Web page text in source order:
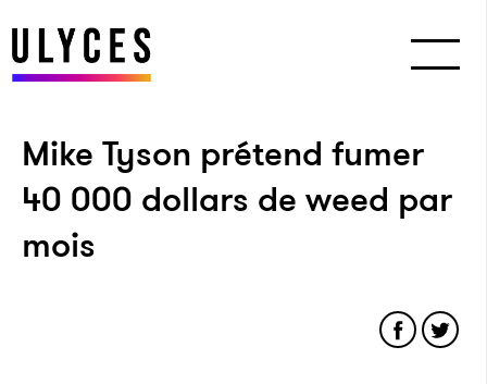
Mike Tyson prétend fumer
40 000 dollars de weed par
mois